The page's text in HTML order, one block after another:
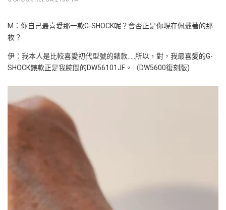
M：你自己最喜愛那一款G-SHOCK呢？會否正是你現在佩戴著的那
枚？
伊：我本人是比較喜愛初代型號的錶款…..所以，對，我最喜愛的G-
SHOCK錶款正是我腕間的DW56101JF。（DW5600復刻版)